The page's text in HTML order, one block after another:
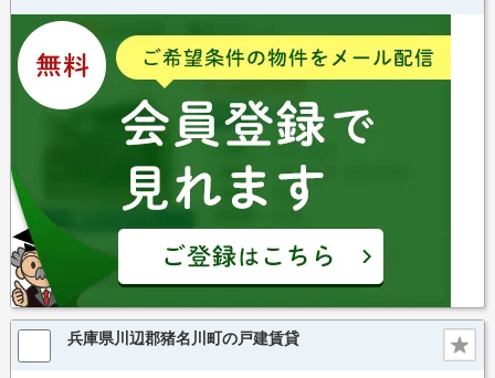
兵庫県川辺郡猪名川町の戸建賃貸